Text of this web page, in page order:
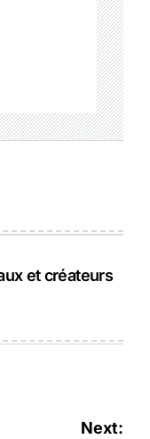
et créateurs
Next: